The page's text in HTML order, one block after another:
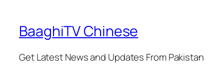
BaaghiTV Chinese
Get Latest News and Updates From Pakistan